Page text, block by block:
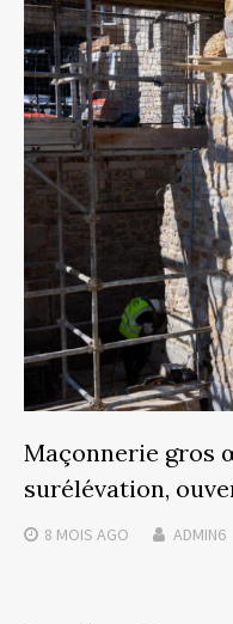
Maçonnerie gros
surélévation,
8 MOIS AGO ADMIN6